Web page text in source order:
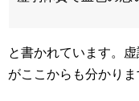
と書かれています。
がここからも分かりま